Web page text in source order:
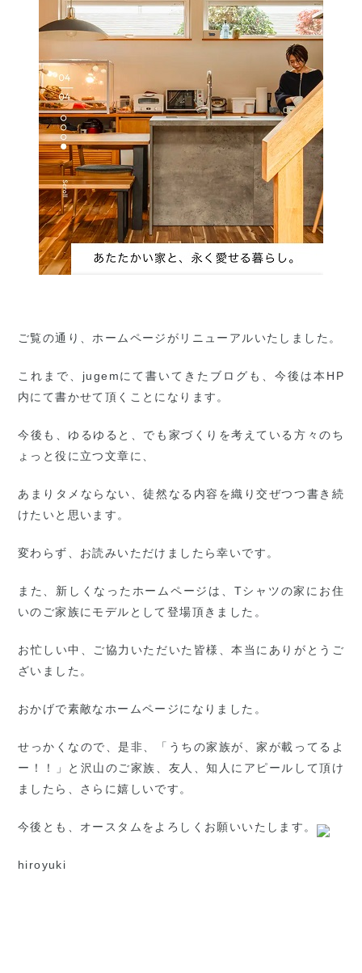
ご覧の通り、ホームページがリニューアルいたしました。
これまで、jugemにて書いてきたブログも、今後は本HP
内にて書かせて頂くことになります。
今後も、ゆるゆると、でも家づくりを考えている方々のち
ょっと役に立つ文章に、
あまりタメならない、徒然なる内容を織り交ぜつつ書き続
けたいと思います。
変わらず、お読みいただけましたら幸いです。
また、新しくなったホームページは、Tシャツの家にお住
いのご家族にモデルとして登場頂きました。
お忙しい中、ご協力いただいた皆様、本当にありがとうご
ざいました。
おかげで素敵なホームページになりました。
せっかくなので、是非、「うちの家族が、家が載ってるよ
ー！！」と沢山のご家族、友人、知人にアピールして頂け
ましたら、さらに嬉しいです。
今後とも、オースタムをよろしくお願いいたします。
hiroyuki